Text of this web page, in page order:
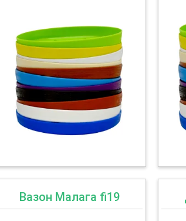
Вазон Малага fi19